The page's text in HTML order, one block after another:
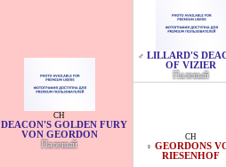
CH
DEACON'S GOLDEN FURY
VON GEORDON
Палевый
♂ LILLARD'S
OF VIZIER
Палевый
CH
♀ GEORDONS
RIESENHOF